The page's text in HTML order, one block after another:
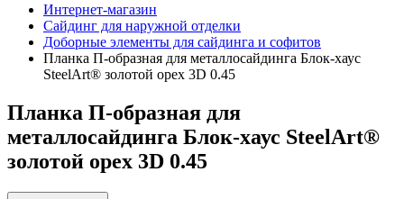
Интернет-магазин
Сайдинг для наружной отделки
Доборные элементы для сайдинга и софитов
Планка П-образная для металлосайдинга Блок-хаус
SteelArt® золотой орех 3D 0.45
Планка П-образная для
металлосайдинга Блок-хаус SteelArt®
золотой орех 3D 0.45